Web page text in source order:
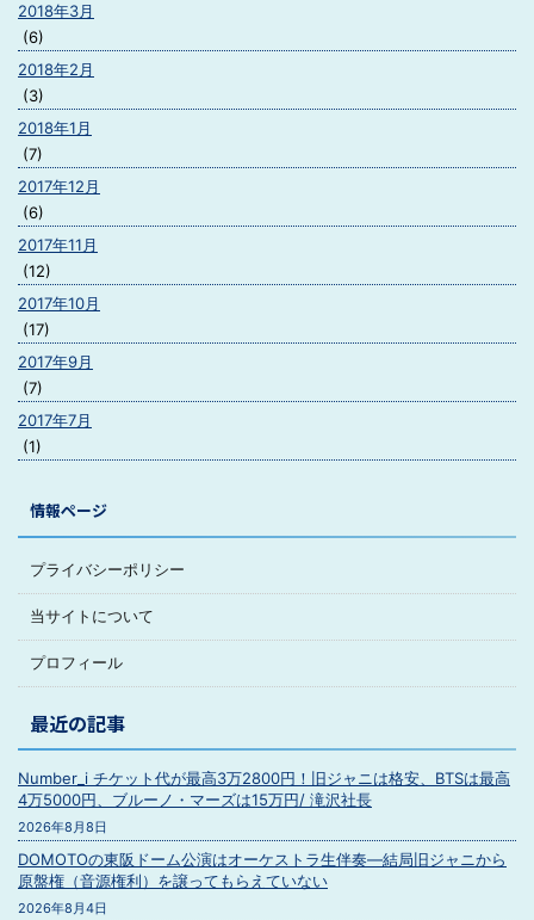
2018年3月
(6)
2018年2月
(3)
2018年1月
(7)
2017年12月
(6)
2017年11月
(12)
2017年10月
(17)
2017年9月
(7)
2017年7月
(1)
情報ページ
プライバシーポリシー
当サイトについて
プロフィール
最近の記事
Number_i チケット代が最高3万2800円！旧ジャニは格安、BTSは最高
4万5000円、ブルーノ・マーズは15万円/ 滝沢社長
2026年8月8日
DOMOTOの東阪ドーム公演はオーケストラ生伴奏―結局旧ジャニから
原盤権（音源権利）を譲ってもらえていない
2026年8月4日